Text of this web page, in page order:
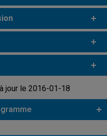
jour le 2016-01-18